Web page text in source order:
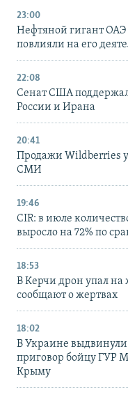
23:00
Нефтяной гигант ОАЭ
повлияли на его
22:08
Сенат США
России и Ирана
20:41
Продажи Wildberries
СМИ
19:46
CIR: в июле
выросло на 72% по
18:53
В Керчи дрон упал на
сообщают о жертвах
18:02
В Украине
приговор бойцу ГУР
Крыму